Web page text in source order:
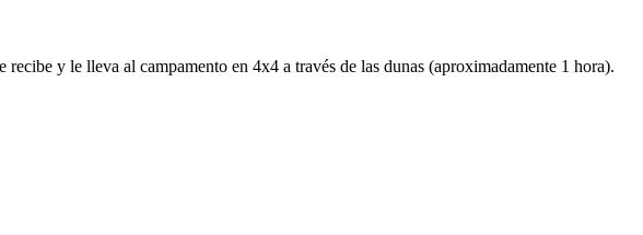
y le lleva al campamento en 4x4 a través de las dunas (aproximadamente 1 hora).